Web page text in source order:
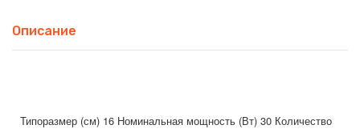
Описание
Типоразмер (см) 16 Номинальная мощность (Вт) 30 Количество